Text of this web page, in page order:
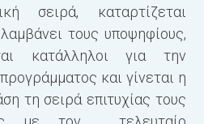
σειρά, καταρτίζεται
τους υποψηφίους,
κατάλληλοι για την
και γίνεται η
τη σειρά επιτυχίας τους